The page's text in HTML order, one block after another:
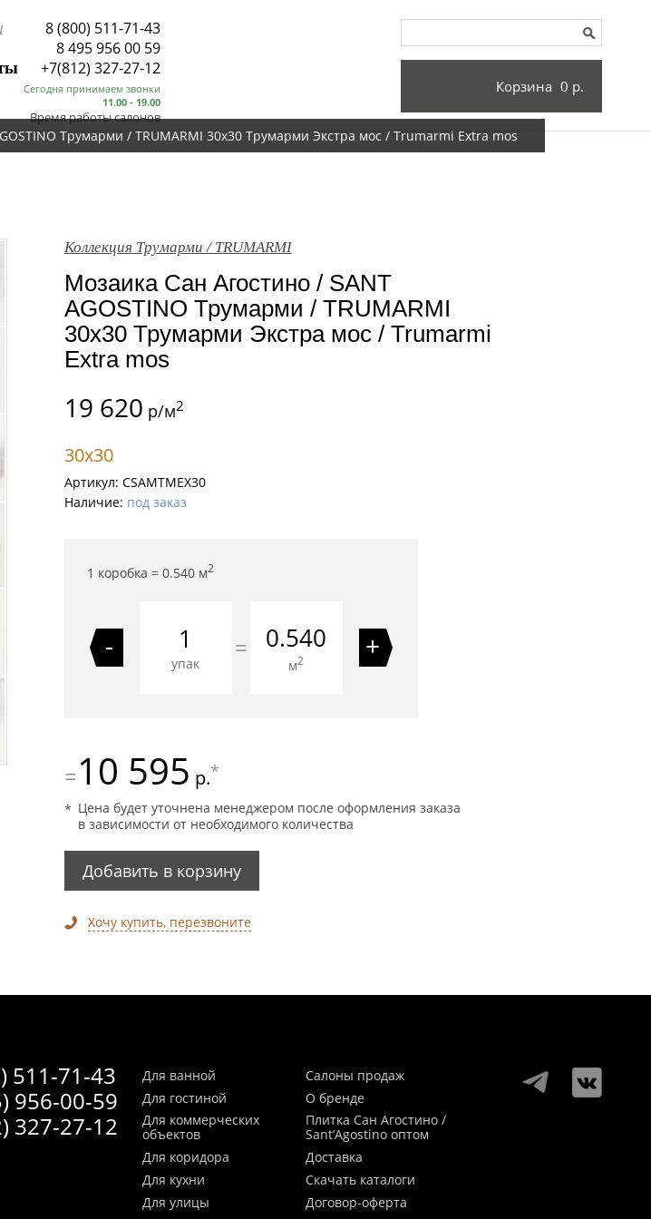
8 (800) 511-71-43
8 495 956 00 59
Сегодня принимаем звонки
11.00 - 19.00
Время работы салонов
+7(812) 327-27-12
Корзина 0 р.
Трумарми / TRUMARMI 30x30 Трумарми Экстра мос / Trumarmi Extra mos
Коллекция Трумарми / TRUMARMI
Мозаика Сан Агостино / SANT
AGOSTINO Трумарми / TRUMARMI
30x30 Трумарми Экстра мос / Trumarmi
Extra mos
19 620 р/м2
30x30
Артикул: CSAMTMEX30
Наличие: под заказ
1 коробка = 0.540м2
-
упак
= 0.540
м2 +
=10 595 р.*
Цена будет уточнена менеджером после оформления заказа
в зависимости от необходимого количества
Добавить в корзину
Хочу купить, перезвоните
511-71-43
956-00-59
327-27-12
Для ванной
Для гостиной
Для коммерческих
объектов
Для коридора
Для кухни
Для улицы
Салоны продаж
О бренде
Плитка Сан Агостино /
Sant’Agostino оптом
Доставка
Скачать каталоги
Договор-оферта